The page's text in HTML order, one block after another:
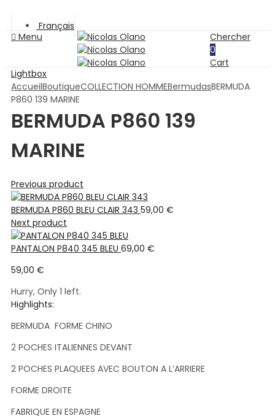
Français
Menu
Chercher
0
Cart
Lightbox
AccueilBoutiqueCOLLECTION HOMMEBermudasBERMUDA
P860 139 MARINE
BERMUDA P860 139
MARINE
Previous product
BERMUDA P860 BLEU CLAIR 343 59,00 €
Next product
PANTALON P840 345 BLEU 69,00 €
59,00 €
Hurry, Only 1 left.
Highlights:
BERMUDA FORME CHINO
2 POCHES ITALIENNES DEVANT
2 POCHES PLAQUEES AVEC BOUTON A L’ARRIERE
FORME DROITE
FABRIQUE EN ESPAGNE